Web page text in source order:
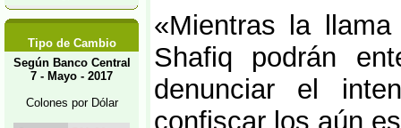
Tipo de Cambio
Según Banco Central
7 - Mayo - 2017
Colones por Dólar
«Mientras la
Shafiq podrán
denunciar el
confiscar los aún